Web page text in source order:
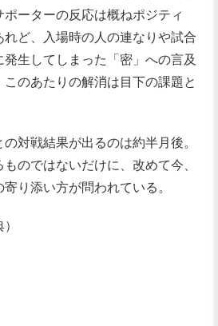
ーターの反応は概ねポジティ
れど、入場時の人の連なりや試合
生してしまった「密」への言及
このあたりの解消は目下の課題と
対戦結果が出るのは約半月後。
のではないだけに、改めて今、
り添い方が問われている。